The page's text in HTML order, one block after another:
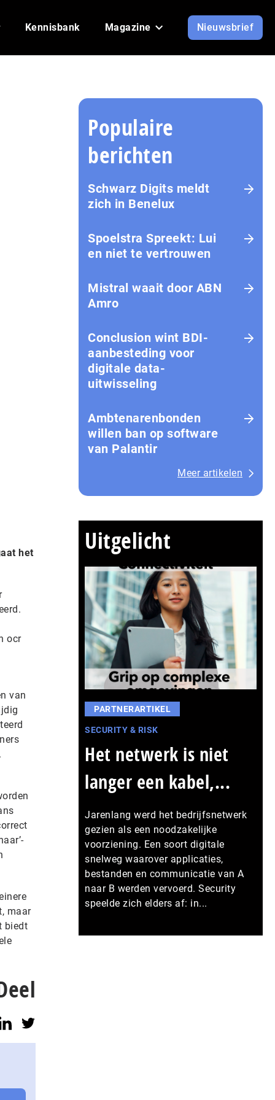
Kennisbank Magazine Nieuwsbrief
het
ocr
van
maar
biedt
Populaire
berichten
Schwarz Digits meldt
zich in Benelux
Spoelstra Spreekt: Lui
en niet te vertrouwen
Mistral waait door ABN
Amro
Conclusion wint BDI-
aanbesteding voor
digitale data-
uitwisseling
Ambtenarenbonden
willen ban op software
van Palantir
Meer artikelen
Uitgelicht
PARTNERARTIKEL
SECURITY & RISK
Het netwerk is niet
langer een kabel,...
Jarenlang werd het bedrijfsnetwerk
gezien als een noodzakelijke
voorziening. Een soort digitale
snelweg waarover applicaties,
bestanden en communicatie van A
naar B werden vervoerd. Security
speelde zich elders af: in...